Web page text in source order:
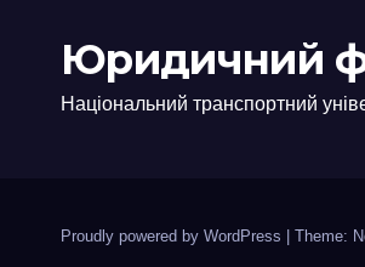
Юридичний
Національний транспортний
Proudly powered by WordPress Theme: